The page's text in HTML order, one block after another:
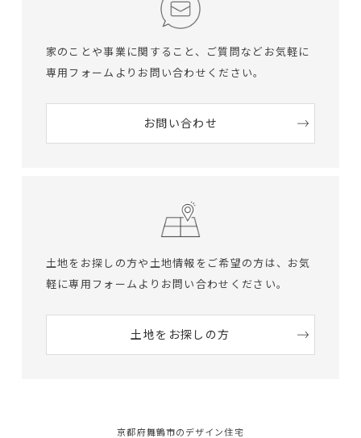
家のことや事業に関すること、ご質問など お気軽に
専用フォームよりお問い合わせください。
お問い合わせ
土地をお探しの方や土地情報をご希望の方は、 お気
軽に専用フォームよりお問い合わせください。
土地をお探しの方
京都府舞鶴市のデザイン住宅